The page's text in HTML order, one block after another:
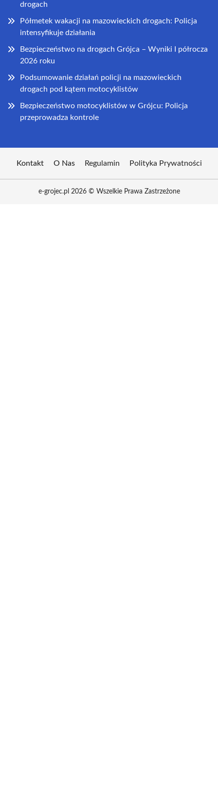
drogach
Półmetek wakacji na mazowieckich drogach: Policja
intensyfikuje działania
Bezpieczeństwo na drogach Grójca – Wyniki I półrocza
2026 roku
Podsumowanie działań policji na mazowieckich
drogach pod kątem motocyklistów
Bezpieczeństwo motocyklistów w Grójcu: Policja
przeprowadza kontrole
Kontakt O Nas Regulamin Polityka Prywatności
e-grojec.pl 2026 © Wszelkie Prawa Zastrzeżone